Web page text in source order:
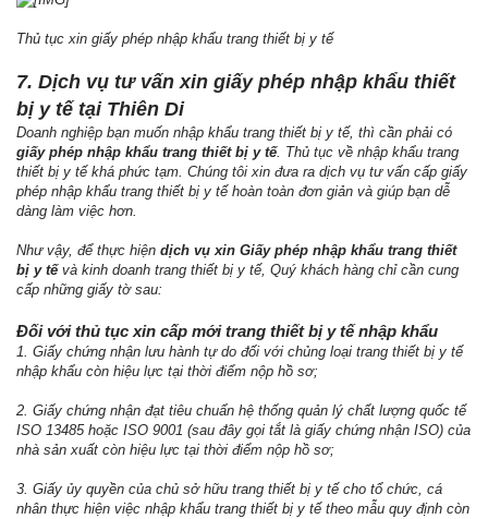
Thủ tục xin giấy phép nhập khẩu trang thiết bị y tế
7. Dịch vụ tư vấn xin giấy phép nhập khẩu thiết
bị y tế tại Thiên Di
Doanh nghiệp bạn muốn nhập khẩu trang thiết bị y tế, thì cần phải có
giấy phép nhập khẩu trang thiết bị y tế. Thủ tục về nhập khẩu trang
thiết bị y tế khá phức tạm. Chúng tôi xin đưa ra dịch vụ tư vấn cấp giấy
phép nhập khẩu trang thiết bị y tế hoàn toàn đơn giản và giúp bạn dễ
dàng làm việc hơn.
Như vậy, để thực hiện dịch vụ xin Giấy phép nhập khẩu trang thiết
bị y tế và kinh doanh trang thiết bị y tế, Quý khách hàng chỉ cần cung
cấp những giấy tờ sau:
Đối với thủ tục xin cấp mới trang thiết bị y tế nhập khẩu
1. Giấy chứng nhận lưu hành tự do đối với chủng loại trang thiết bị y tế
nhập khẩu còn hiệu lực tại thời điểm nộp hồ sơ;
2. Giấy chứng nhận đạt tiêu chuẩn hệ thống quản lý chất lượng quốc tế
ISO 13485 hoặc ISO 9001 (sau đây gọi tắt là giấy chứng nhận ISO) của
nhà sản xuất còn hiệu lực tại thời điểm nộp hồ sơ;
3. Giấy ủy quyền của chủ sở hữu trang thiết bị y tế cho tổ chức, cá
nhân thực hiện việc nhập khẩu trang thiết bị y tế theo mẫu quy định còn